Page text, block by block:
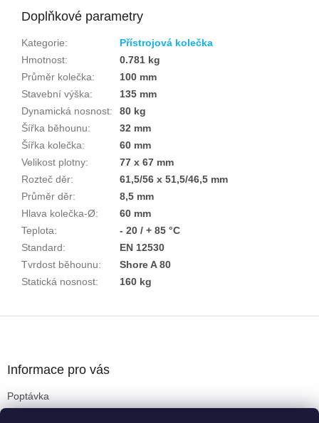
Doplňkové parametry
Kategorie:
Přístrojová kolečka
Hmotnost:
0.781 kg
Průměr kolečka:
100 mm
Stavební výška:
135 mm
Dynamická nosnost:
80 kg
Šířka běhounu:
32 mm
Šířka kolečka:
60 mm
Velikost plotny:
77 x 67 mm
Rozteč děr:
61,5/56 x 51,5/46,5 mm
Průměr děr:
8,5 mm
Hlava kolečka-Ø:
60 mm
Teplota:
- 20 / + 85 °C
Standard:
EN 12530
Tvrdost běhounu:
Shore A 80
Statická nosnost: 160 kg
Informace pro vás
Poptávka